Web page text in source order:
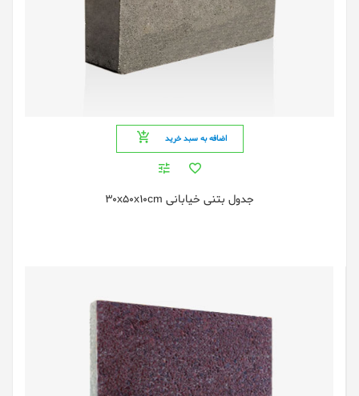
اضافه به سبد خرید
جدول بتنی خیابانی 30x50x10cm